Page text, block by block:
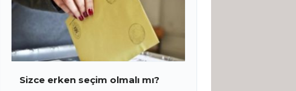
Sizce erken seçim olmalı mı?